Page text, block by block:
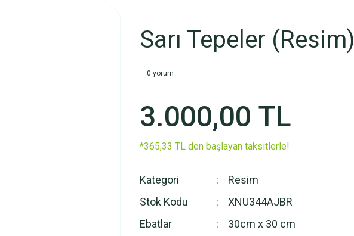
Sarı Tepeler (Resim)
0 yorum
3.000,00 TL
*365,33 TL den başlayan taksitlerle!
Kategori
Resim
Stok Kodu
XNU344AJBR
Ebatlar
30cm x 30 cm